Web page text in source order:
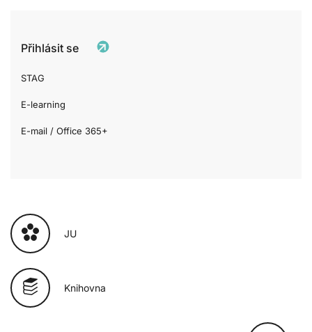
Přihlásit se
STAG
E-learning
E-mail / Office 365+
JU
Knihovna